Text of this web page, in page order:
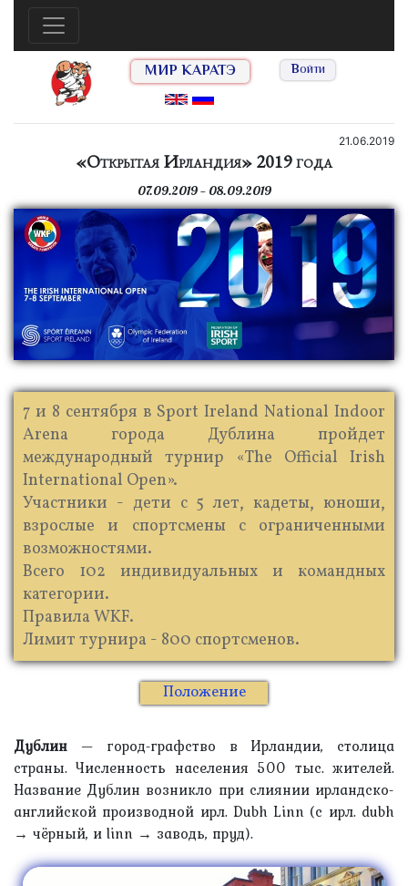
МИР КАРАТЭ Войти
21.06.2019
«Открытая Ирландия» 2019 года
07.09.2019 — 08.09.2019
7 и 8 сентября в Sport Ireland National Indoor
Arenа города Дублина пройдет
международный турнир «The Official Irish
International Open».
Участники - дети с 5 лет, кадеты, юноши,
взрослые и спортсмены с ограниченными
возможностями.
Всего 102 индивидуальных и командных
категории.
Правила WKF.
Лимит турнира - 800 спортсменов.
Положение
Дублин — город-графство в Ирландии, столица
страны. Численность населения 500 тыс. жителей.
Название Дублин возникло при слиянии ирландско-
английской производной ирл. Dubh Linn (с ирл. dubh
→ чёрный, и linn → заводь, пруд).